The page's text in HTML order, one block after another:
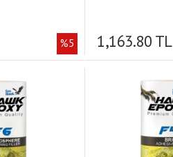
%5 1,163.80 TL